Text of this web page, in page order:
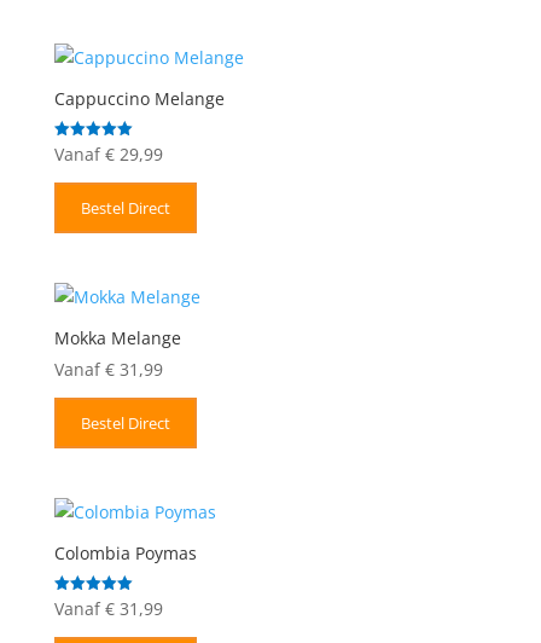
Cappuccino Melange
Gewaardeerd
5.00
uit 5
Vanaf €29,99
Bestel Direct
Mokka Melange
Vanaf €31,99
Bestel Direct
Colombia Poymas
Gewaardeerd
5.00
uit 5
Vanaf €31,99